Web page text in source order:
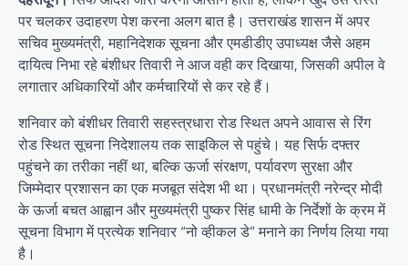
पर चलकर उदाहरण पेश करना अलग बात है। उत्तराखंड शासन में अपर
सचिव मुख्यमंत्री, महानिदेशक सूचना और एमडीडीए उपाध्यक्ष जैसे अहम
दायित्व निभा रहे बंशीधर तिवारी ने आज वही कर दिखाया, जिसकी अपील वे
लगातार अधिकारियों और कर्मचारियों से कर रहे हैं।
शनिवार को बंशीधर तिवारी सहस्त्रधारा रोड स्थित अपने आवास से रिंग
रोड स्थित सूचना निदेशालय तक साइकिल से पहुंचे। यह सिर्फ दफ्तर
पहुंचने का तरीका नहीं था, बल्कि ऊर्जा संरक्षण, पर्यावरण सुरक्षा और
जिम्मेदार प्रशासन का एक मजबूत संदेश भी था। प्रधानमंत्री नरेन्द्र मोदी
के ऊर्जा बचत आह्वान और मुख्यमंत्री पुष्कर सिंह धामी के निर्देशों के क्रम में
सूचना विभाग में प्रत्येक शनिवार “नो व्हीकल डे” मनाने का निर्णय लिया गया
है।